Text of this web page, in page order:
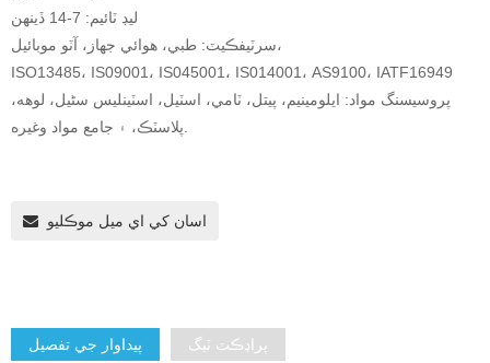
ليڊ ٽائيم: 7-14 ڏينهن
سرٽيفڪيٽ: طبي، هوائي جهاز، آٽو موبائيل،
ISO13485، IS09001، IS045001، IS014001، AS9100، IATF16949
پروسيسنگ مواد: ايلومينيم، پيتل، ٽامي، اسٽيل، اسٽينلیس سٹیل، لوهه،
اسان کي اي ميل موڪليو
پيداوار جي تفصيل پراڊڪٽ ٽيگ